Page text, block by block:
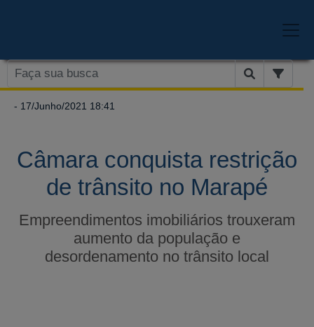
- 17/Junho/2021 18:41
Câmara conquista restrição
de trânsito no Marapé
Empreendimentos imobiliários trouxeram
aumento da população e
desordenamento no trânsito local